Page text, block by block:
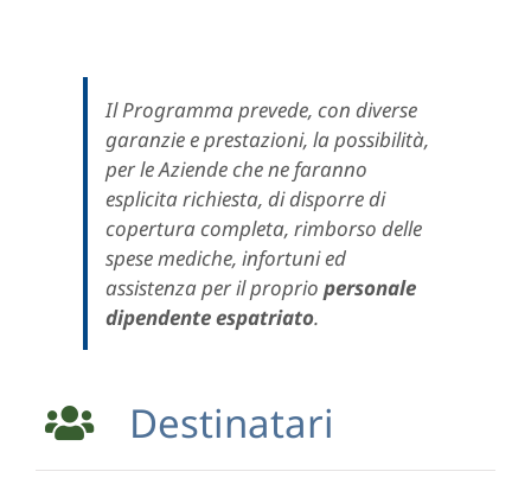
Il Programma prevede, con diverse
garanzie e prestazioni, la possibilità,
per le Aziende che ne faranno
esplicita richiesta, di disporre di
copertura completa, rimborso delle
spese mediche, infortuni ed
assistenza per il proprio personale
dipendente espatriato.
Destinatari